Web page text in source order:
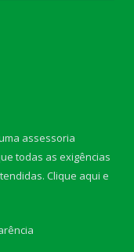
assessoria
todas as exigências
Clique aqui e